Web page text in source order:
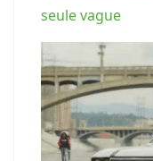
seule vague